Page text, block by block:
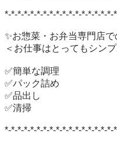
*-*-*-*-*-*-*-*-*-*-*-*-*-*-*-*-*-
✨お惣菜・お弁当専門店
＜お仕事はとってもシン
✅簡単な調理
✅パック詰め
✅品出し
✅清掃
*-*-*-*-*-*-*-*-*-*-*-*-*-*-*-*-*-